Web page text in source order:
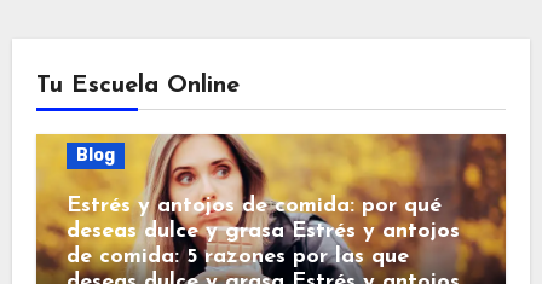
Tu Escuela Online
Blog
Estrés y antojos de comida: por qué
deseas dulce y grasa Estrés y antojos
de comida: 5 razones por las que